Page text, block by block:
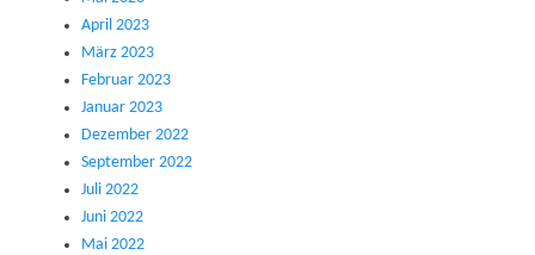
April 2023
März 2023
Februar 2023
Januar 2023
Dezember 2022
September 2022
Juli 2022
Juni 2022
Mai 2022